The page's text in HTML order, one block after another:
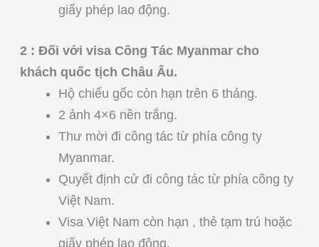
giấy phép lao động.
2 : Đối với visa Công Tác Myanmar cho
khách quốc tịch Châu Âu.
Hộ chiếu gốc còn hạn trên 6 tháng.
2 ảnh 4×6 nền trắng.
Thư mời đi công tác từ phía công ty
Myanmar.
Quyết định cử đi công tác từ phía công ty
Việt Nam.
Visa Việt Nam còn hạn , thẻ tạm trú hoặc
giấy phép lao động.